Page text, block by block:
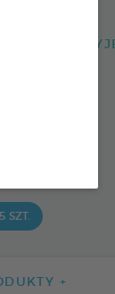
I
SZT.
+